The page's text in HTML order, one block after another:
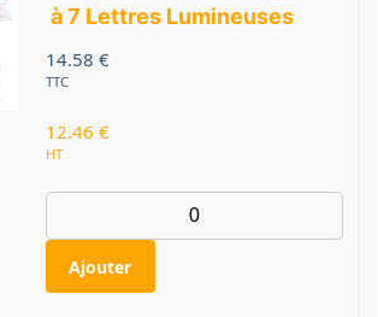
à 7 Lettres Lumineuses
14.58 €
TTC
12.46 €
HT
Ajouter